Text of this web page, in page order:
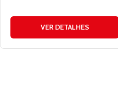
VER DETALHES